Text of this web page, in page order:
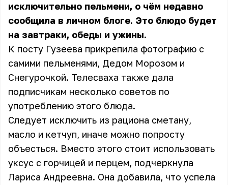
исключительно пельмени, о чём недавно
сообщила в личном блоге. Это блюдо будет
на завтраки, обеды и ужины.
К посту Гузеева прикрепила фотографию с
самими пельменями, Дедом Морозом и
Снегурочкой. Телесваха также дала
подписчикам несколько советов по
употреблению этого блюда.
Следует исключить из рациона сметану,
масло и кетчуп, иначе можно попросту
объесться. Вместо этого стоит использовать
уксус с горчицей и перцем, подчеркнула
Лариса Андреевна. Она добавила, что успела